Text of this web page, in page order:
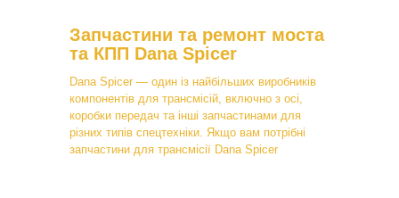
Запчастини та ремонт моста
та КПП Dana Spicer
Dana Spicer — один із найбільших виробників
компонентів для трансмісій, включно з осі,
коробки передач та інші запчастинами для
різних типів спецтехніки. Якщо вам потрібні
запчастини для трансмісії Dana Spicer